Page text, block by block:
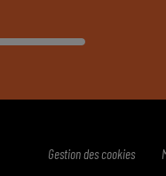
Gestion des cookies